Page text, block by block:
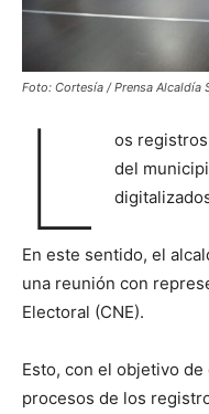
Foto: Cortesía / Prensa Alcaldía
L
os
del
En este sentido, el
una reunión con
Electoral (CNE).
Esto, con el objetivo
procesos de los